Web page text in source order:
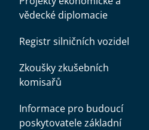
vědecké diplomacie
Registr silničních vozidel
Zkoušky zkušebních
komisařů
Informace pro budoucí
poskytovatele základní